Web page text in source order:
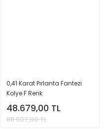
0,41 Karat Pırlanta Fantezi
Kolye F Renk
48.679,00 TL
88.507,00 TL